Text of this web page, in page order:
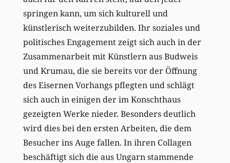
springen kann, um sich kulturell und
künstlerisch weiterzubilden. Ihr soziales und
politisches Engagement zeigt sich auch in der
Zusammenarbeit mit Künstlern aus Budweis
und Krumau, die sie bereits vor der Öffnung
des Eisernen Vorhangs pflegten und schlägt
sich auch in einigen der im Konschthaus
gezeigten Werke nieder. Besonders deutlich
wird dies bei den ersten Arbeiten, die dem
Besucher ins Auge fallen. In ihren Collagen
beschäftigt sich die aus Ungarn stammende